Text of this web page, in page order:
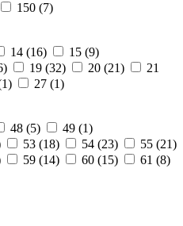
150 (7)
14 (16) 15 (9)
) 19 (32) 20 (21)
21
1) 27 (1)
48 (5) 49 (1)
53 (18) 54 (23) 55 (21)
59 (14) 60 (15) 61 (8)